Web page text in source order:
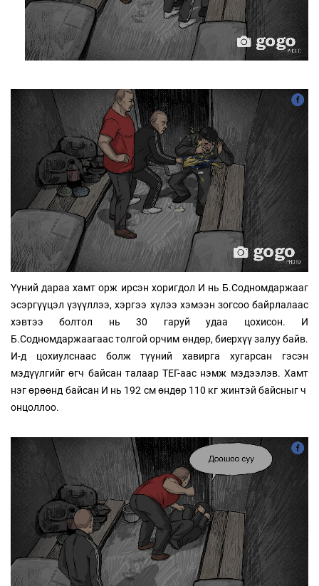
Үүний дараа хамт орж ирсэн хоригдол И нь Б.Содномдаржааг
эсэргүүцэл үзүүллээ, хэргээ хүлээ хэмээн зогсоо байрлалаас
хэвтээ болтол нь 30 гаруй удаа цохисон. И
Б.Содномдаржаагаас толгой орчим өндөр, биерхүү залуу байв.
И-д цохиулснаас болж түүний хавирга хугарсан гэсэн
мэдүүлгийг өгч байсан талаар ТЕГ-аас нэмж мэдээлэв. Хамт
нэг өрөөнд байсан И нь 192 см өндөр 110 кг жинтэй байсныг ч
онцоллоо.